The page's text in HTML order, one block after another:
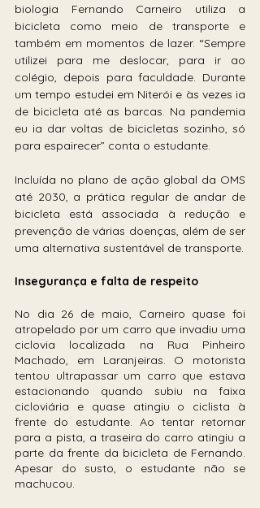
biologia Fernando Carneiro utiliza a
bicicleta como meio de transporte e
também em momentos de lazer. “Sempre
utilizei para me deslocar, para ir ao
colégio, depois para faculdade. Durante
um tempo estudei em Niterói e às vezes ia
de bicicleta até as barcas. Na pandemia
eu ia dar voltas de bicicletas sozinho, só
para espairecer” conta o estudante.
Incluída no plano de ação global da OMS
até 2030, a prática regular de andar de
bicicleta está associada à redução e
prevenção de várias doenças, além de ser
Insegurança e falta de respeito
No dia 26 de maio, Carneiro quase foi
atropelado por um carro que invadiu uma
ciclovia localizada na Rua Pinheiro
Machado, em Laranjeiras. O motorista
tentou ultrapassar um carro que estava
estacionando quando subiu na faixa
cicloviária e quase atingiu o ciclista à
frente do estudante. Ao tentar retornar
para a pista, a traseira do carro atingiu a
parte da frente da bicicleta de Fernando.
Apesar do susto, o estudante não se
machucou.